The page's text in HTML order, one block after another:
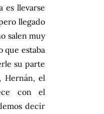
es llevarse
llegado
salen muy
que estaba
su parte
Hernán, el
con el
decir